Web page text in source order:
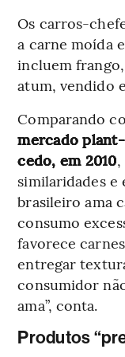
Os carros-
a carne moída
incluem
atum, vendido
Comparando
mercado
cedo, em 2010
similaridades e
brasileiro ama
consumo
favorece
entregar
consumidor
ama”, conta.
Produtos